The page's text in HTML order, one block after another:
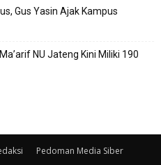
Gus Yasin Ajak Kampus
NU Jateng Kini Miliki 190
Pedoman Media Siber